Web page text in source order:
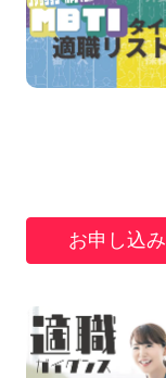
お申し込み